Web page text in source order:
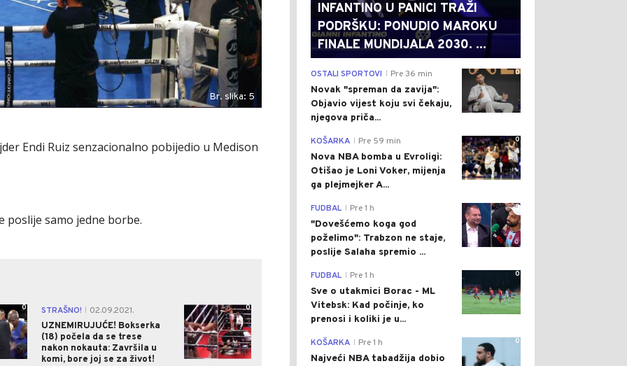
Br. slika: 5
Endi Ruiz senzacionalno pobijedio u Medison
poslije samo jedne borbe.
0 STRAŠNO!
02.09.2021.
UZNEMIRUJUĆE! Bokserka
(18) počela da se trese
nakon nokauta: Završila u
komi, bore joj se za život!
0
INFANTINO U PANICI TRAŽI
PODRŠKU: PONUDIO MAROKU
FINALE MUNDIJALA 2030. ...
0
OSTALI SPORTOVI Pre 36 min
Novak "spreman da zavija":
Objavio vijest koju svi čekaju,
njegova priča...
0
KOŠARKA Pre 59 min
Nova NBA bomba u Evroligi:
Otišao je Loni Voker, mijenja
ga plejmejker A...
0
FUDBAL Pre 1 h
"Dovešćemo koga god
poželimo": Trabzon ne staje,
poslije Salaha spremio ...
0
FUDBAL Pre 1 h
Sve o utakmici Borac - ML
Vitebsk: Kad počinje, ko
prenosi i koliki je u...
0
KOŠARKA Pre 1 h
Najveći NBA tabadžija dobio